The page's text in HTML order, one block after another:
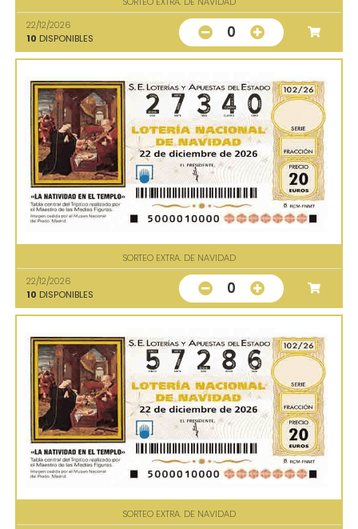
22/12/2026
10 DISPONIBLES 0
SORTEO EXTRA. DE NAVIDAD
22/12/2026
10 DISPONIBLES 0
SORTEO EXTRA. DE NAVIDAD